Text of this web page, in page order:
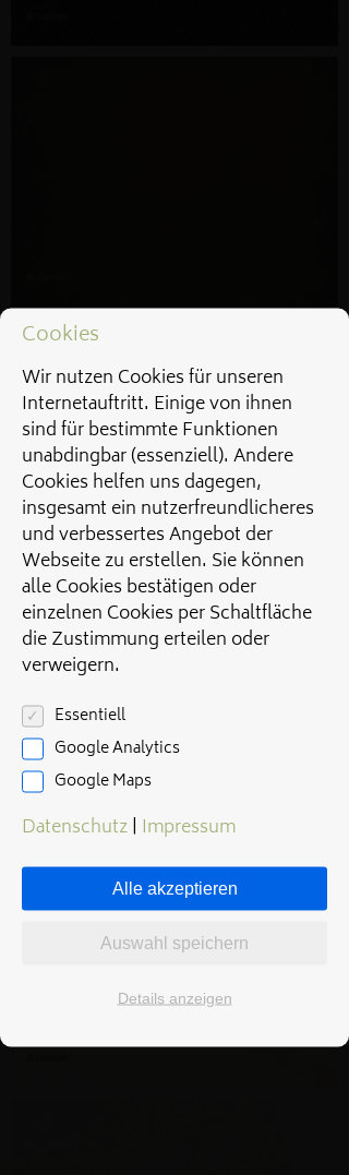
Cookies
Wir nutzen Cookies für unseren
Internetauftritt. Einige von ihnen
sind für bestimmte Funktionen
unabdingbar (essenziell). Andere
Cookies helfen uns dagegen,
insgesamt ein nutzerfreundlicheres
und verbessertes Angebot der
Webseite zu erstellen. Sie können
alle Cookies bestätigen oder
einzelnen Cookies per Schaltfläche
die Zustimmung erteilen oder
verweigern.
Essentiell
Google Analytics
Google Maps
Datenschutz| Impressum
Alle akzeptieren
Auswahl speichern
Details anzeigen